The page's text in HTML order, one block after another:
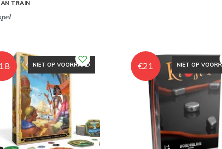
TRAIN
NIET OP VOORRAAD
18 NIET OP
€21